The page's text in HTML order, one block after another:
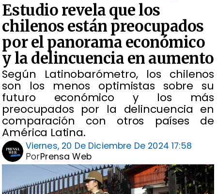
Estudio revela que los
chilenos están preocupados
por el panorama económico
y la delincuencia en aumento
Según Latinobarómetro, los chilenos
son los menos optimistas sobre su
futuro económico y los más
preocupados por la delincuencia en
comparación con otros países de
América Latina.
Viernes, 20 De Diciembre De 2024 17:58
Prensa Web
Por